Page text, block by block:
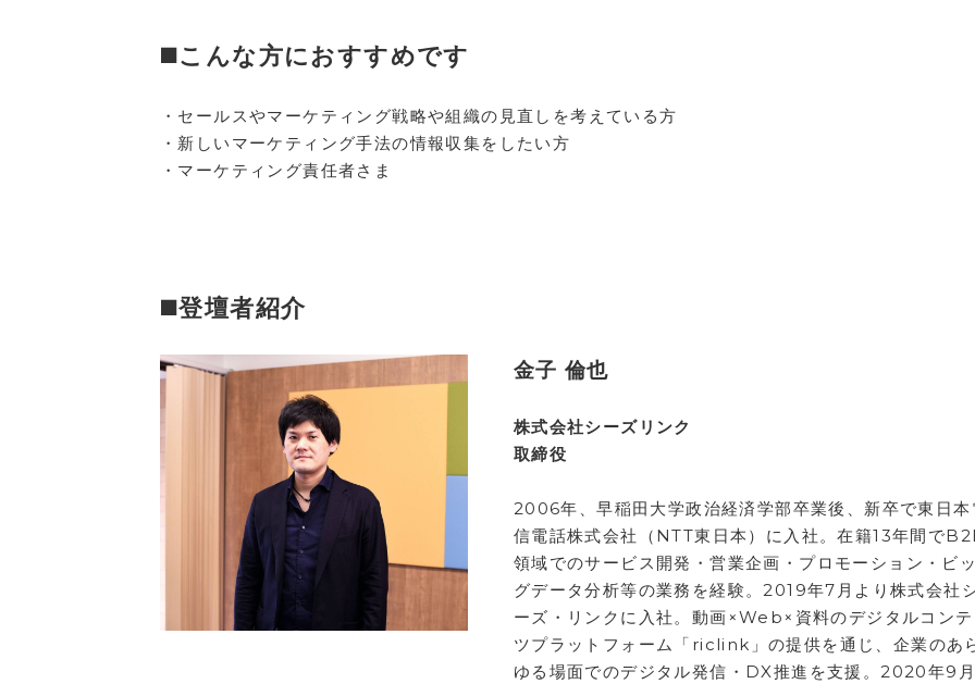
◼️こんな方におすすめです
・セールスやマーケティング戦略や組織の見直しを考えている方
・新しいマーケティング手法の情報収集をしたい方
・マーケティング責任者さま
◼️登壇者紹介
金子 倫也
株式会社シーズリンク
取締役
2006年、早稲田大学政治経済学部卒業後、新卒で東日本
信電話株式会社（NTT東日本）に入社。在籍13年間で
領域でのサービス開発・営業企画・プロモーション・ビッ
グデータ分析等の業務を経験。2019年7月より株式会社
ーズ・リンクに入社。動画×Web×資料のデジタルコンテ
ツプラットフォーム「riclink」の提供を通じ、企業のあ
ゆる場面でのデジタル発信・DX推進を支援。2020年9月